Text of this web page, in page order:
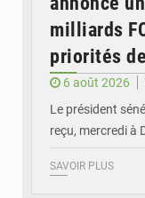
milliards
priorités
6 août 2026
Le président
reçu, mercredi à
SAVOIR PLUS